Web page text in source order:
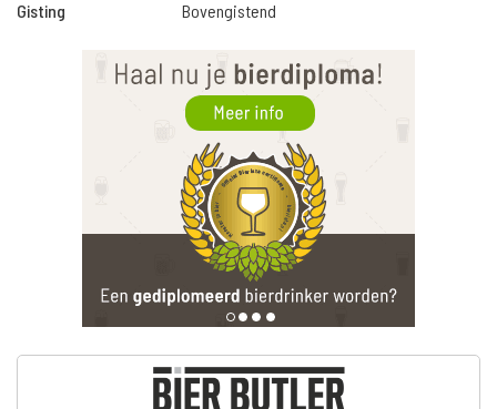
Gisting
Bovengistend